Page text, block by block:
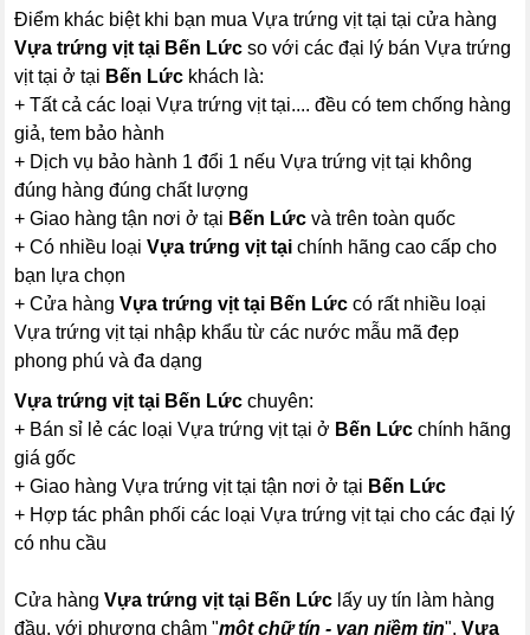
Điểm khác biệt khi bạn mua Vựa trứng vịt tại tại cửa hàng
Vựa trứng vịt tại Bến Lức so với các đại lý bán Vựa trứng
vịt tại ở tại Bến Lức khách là:
+ Tất cả các loại Vựa trứng vịt tại.... đều có tem chống hàng
giả, tem bảo hành
+ Dịch vụ bảo hành 1 đổi 1 nếu Vựa trứng vịt tại không
đúng hàng đúng chất lượng
+ Giao hàng tận nơi ở tại Bến Lức và trên toàn quốc
+ Có nhiều loạiVựa trứng vịt tại chính hãng cao cấp cho
bạn lựa chọn
+ Cửa hàngVựa trứng vịt tại Bến Lức có rất nhiều loại
Vựa trứng vịt tại nhập khẩu từ các nước mẫu mã đẹp
phong phú và đa dạng
Vựa trứng vịt tại Bến Lứcchuyên:
+ Bán sỉ lẻ các loại Vựa trứng vịt tại ở Bến Lức chính hãng
giá gốc
+ Giao hàng Vựa trứng vịt tại tận nơi ở tại Bến Lức
+ Hợp tác phân phối các loại Vựa trứng vịt tại cho các đại lý
có nhu cầu
Cửa hàngVựa trứng vịt tại Bến Lức lấy uy tín làm hàng
đầu, với phương châm "một chữ tín - vạn niềm tin",Vựa